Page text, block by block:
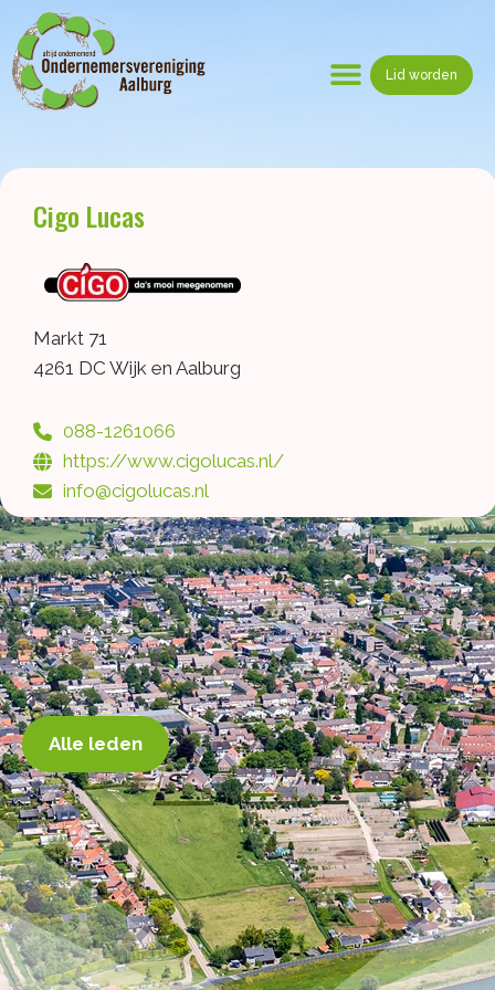
naar
de
inhoud
Lid worden
Cigo Lucas
Markt 71
4261 DC Wijk en Aalburg
088-1261066
https://www.cigolucas.nl/
info@cigolucas.nl
Alle leden